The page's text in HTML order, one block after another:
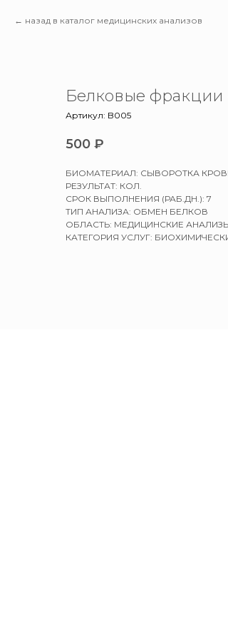
назад в каталог медицинских анализов
Белковые фракции
Артикул: B005
500 ₽
БИОМАТЕРИАЛ: СЫВОРОТКА
РЕЗУЛЬТАТ: КОЛ.
СРОК ВЫПОЛНЕНИЯ (РАБ.ДН.): 7
ТИП АНАЛИЗА: ОБМЕН БЕЛКОВ
ОБЛАСТЬ: МЕДИЦИНСКИЕ
КАТЕГОРИЯ УСЛУГ: